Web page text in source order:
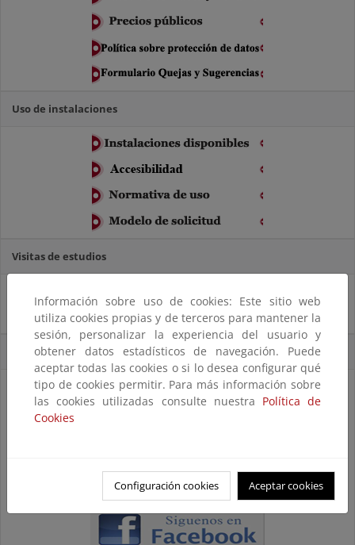
Uso de instalaciones
Visitas de estudios
Acceso directo
Información sobre uso de cookies: Este sitio web
utiliza cookies propias y de terceros para mantener la
sesión, personalizar la experiencia del usuario y
obtener datos estadísticos de navegación. Puede
aceptar todas las cookies o si lo desea configurar qué
tipo de cookies permitir. Para más información sobre
las cookies utilizadas consulte nuestra Política de
Cookies
Configuración cookies Aceptar cookies